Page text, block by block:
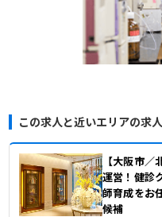
この求人と近いエリアの求人
【大阪市／
運営！健診
師育成をお
候補